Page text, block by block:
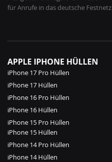
für Anrufe in das deutsche Festnetz
APPLE IPHONE HÜLLEN
iPhone 17 Pro Hüllen
iPhone 17 Hüllen
iPhone 16 Pro Hüllen
iPhone 16 Hüllen
iPhone 15 Pro Hüllen
iPhone 15 Hüllen
iPhone 14 Pro Hüllen
iPhone 14 Hüllen